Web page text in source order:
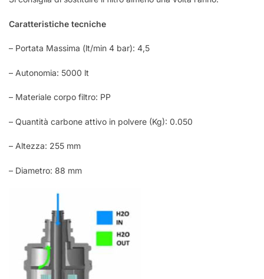
Caratteristiche tecniche
– Portata Massima (lt/min 4 bar): 4,5
– Autonomia: 5000 lt
– Materiale corpo filtro: PP
– Quantità carbone attivo in polvere (Kg): 0.050
– Altezza: 255 mm
– Diametro: 88 mm